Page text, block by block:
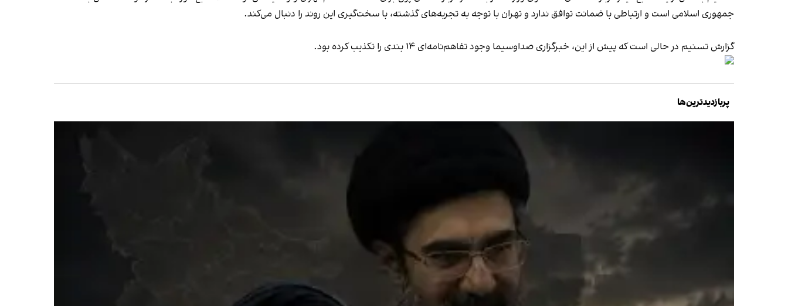
جمهوری اسلامی است و ارتباطی با ضمانت توافق ندارد و تهران با توجه به تجربه‌های گذشته، با سخت‌گیری این روند را دنبال می‌کند.
گزارش تسنیم در حالی است که پیش از این، خبرگزاری صداوسیما وجود تفاهم‌نامه‌ای ۱۴ بندی را تکذیب کرده بود.
پربازدیدترین‌ها